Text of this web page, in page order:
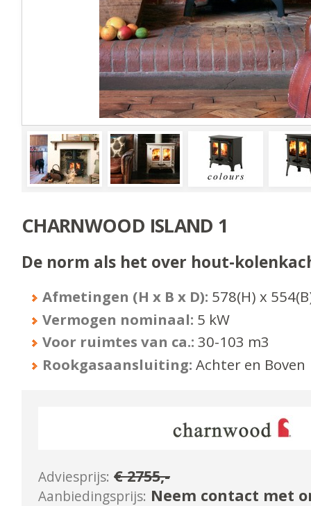
CHARNWOOD ISLAND 1
De norm als het over hout-
Afmetingen (H x B x D): 578(H) x 554
Vermogen nominaal: 5 kW
Voor ruimtes van ca.: 30-103 m3
Rookgasaansluiting: Achter en Boven
Adviesprijs: €2755,-
Aanbiedingsprijs: Neem contact met